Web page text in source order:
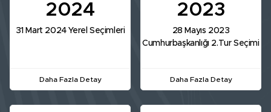
2024
31 Mart 2024 Yerel Seçimleri
Daha Fazla Detay
2023
28 Mayıs 2023
Cumhurbaşkanlığı 2.Tur Seçimi
Daha Fazla Detay